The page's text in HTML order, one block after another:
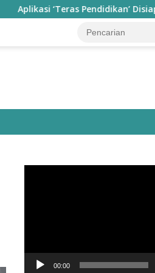
‘Teras Pendidikan’ Disiapkan
00:00